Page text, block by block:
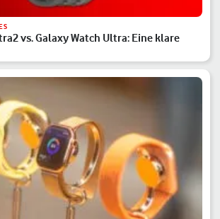
vs. Galaxy Watch Ultra: Eine klare